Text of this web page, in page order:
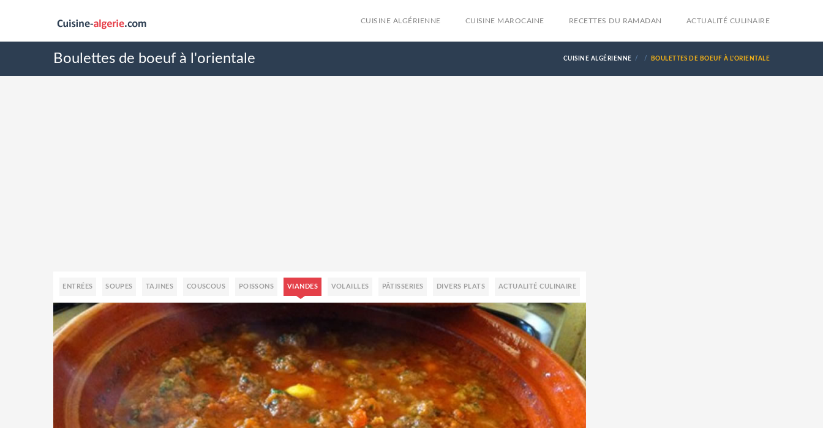
CUISINE ALGÉRIENNE CUISINE MAROCAINE RECETTES DU RAMADAN ACTUALITÉ CULINAIRE
Boulettes de boeuf à l'orientale CUISINE ALGÉRIENNE BOULETTES DE BOEUF À L'ORIENTALE
ENTRÉES SOUPES TAJINES COUSCOUS POISSONS VIANDES VOLAILLES PÂTISSERIES DIVERS PLATS ACTUALITÉ CULINAIRE